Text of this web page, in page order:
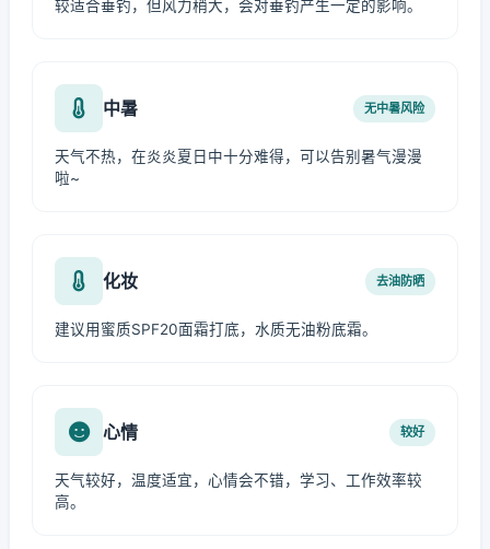
较适合垂钓，但风力稍大，会对垂钓产生一定的影响。
中暑 无中暑风险
天气不热，在炎炎夏日中十分难得，可以告别暑气漫漫
啦~
化妆 去油防晒
建议用蜜质SPF20面霜打底，水质无油粉底霜。
心情 较好
天气较好，温度适宜，心情会不错，学习、工作效率较
高。